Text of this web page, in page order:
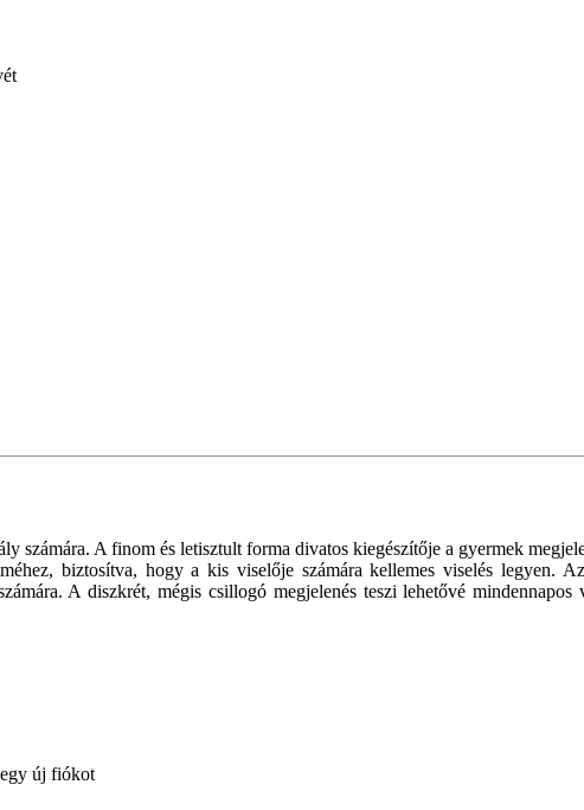
számára. A finom és letisztult forma divatos kiegészítője a gyermek
biztosítva, hogy a kis viselője számára kellemes viselés legyen.
A diszkrét, mégis csillogó megjelenés teszi lehetővé mindennapos
egy új fiókot